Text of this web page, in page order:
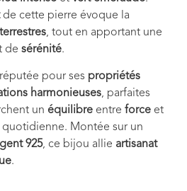
de cette pierre évoque la
terrestres, tout en apportant une
de sérénité.
pour ses propriétés
harmonieuses, parfaites
un équilibre entre force et
Montée sur un
925, ce bijou allie artisanat
.